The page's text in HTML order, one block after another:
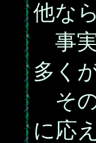
他な
事実
多く
その
に応